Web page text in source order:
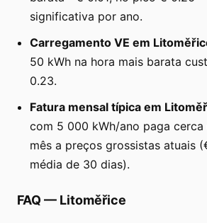
significativa por ano.
Carregamento VE em
50 kWh na hora mais barata
0.23.
Fatura mensal típica em
com 5 000 kWh/ano paga
mês a preços grossistas atuais
média de 30 dias).
FAQ — Litoměřice